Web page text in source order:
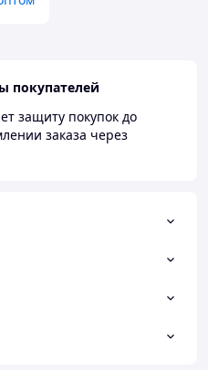
покупателей
защиту покупок до
заказа через